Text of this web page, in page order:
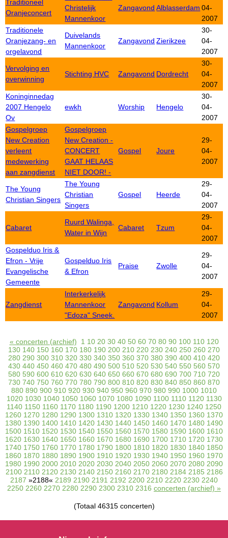
Traditioneel
Oranjeconcert
Christelijk
Mannenkoor
Zangavond Alblasserdam 04-
2007
Traditionele
Oranjezang- en
orgelavond
Duivelands
Mannenkoor
Zangavond Zierikzee
30-
04-
2007
Vervolging en
overwinning
Stichting HVC Zangavond Dordrecht
30-
04-
2007
Koninginnedag
2007 Hengelo
Ov
ewkh Worship Hengelo
30-
04-
2007
Gospelgroep
New Creation
verleent
medewerking
aan zangdienst
Gospelgroep
New Creation -
CONCERT
GAAT HELAAS
NIET DOOR! -
Gospel Joure
29-
04-
2007
The Young
Christian Singers
The Young
Christian
Singers
Gospel Heerde
29-
04-
2007
Cabaret
Ruurd Walinga,
Water in Wijn
Cabaret Tzum
29-
04-
2007
Gospelduo Iris &
Efron - Vrije
Evangelische
Gemeente
Gospelduo Iris
& Efron
Praise Zwolle
29-
04-
2007
Zangdienst
Interkerkelijk
Mannenkoor
"Edoza" Sneek.
Zangavond Kollum
29-
04-
2007
« concerten (archief) 1 10 20 30 40 50 60 70 80 90 100 110 120
130 140 150 160 170 180 190 200 210 220 230 240 250 260 270
280 290 300 310 320 330 340 350 360 370 380 390 400 410 420
430 440 450 460 470 480 490 500 510 520 530 540 550 560 570
580 590 600 610 620 630 640 650 660 670 680 690 700 710 720
730 740 750 760 770 780 790 800 810 820 830 840 850 860 870
880 890 900 910 920 930 940 950 960 970 980 990 1000 1010
1020 1030 1040 1050 1060 1070 1080 1090 1100 1110 1120 1130
1140 1150 1160 1170 1180 1190 1200 1210 1220 1230 1240 1250
1260 1270 1280 1290 1300 1310 1320 1330 1340 1350 1360 1370
1380 1390 1400 1410 1420 1430 1440 1450 1460 1470 1480 1490
1500 1510 1520 1530 1540 1550 1560 1570 1580 1590 1600 1610
1620 1630 1640 1650 1660 1670 1680 1690 1700 1710 1720 1730
1740 1750 1760 1770 1780 1790 1800 1810 1820 1830 1840 1850
1860 1870 1880 1890 1900 1910 1920 1930 1940 1950 1960 1970
1980 1990 2000 2010 2020 2030 2040 2050 2060 2070 2080 2090
2100 2110 2120 2130 2140 2150 2160 2170 2180 2184 2185 2186
2187 »2188« 2189 2190 2191 2192 2200 2210 2220 2230 2240
2250 2260 2270 2280 2290 2300 2310 2316 concerten (archief) »
(Totaal 46315 concerten)